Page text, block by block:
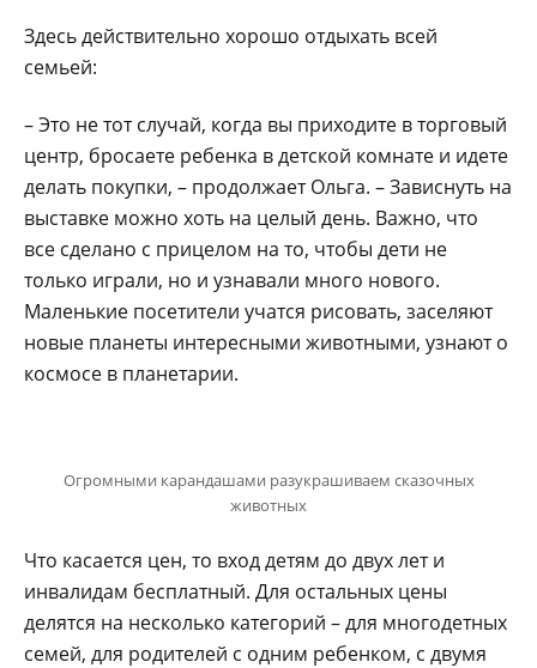
Здесь действительно хорошо отдыхать всей
семьей:
– Это не тот случай, когда вы приходите в торговый
центр, бросаете ребенка в детской комнате и идете
делать покупки, – продолжает Ольга. – Зависнуть на
выставке можно хоть на целый день. Важно, что
все сделано с прицелом на то, чтобы дети не
только играли, но и узнавали много нового.
Маленькие посетители учатся рисовать, заселяют
новые планеты интересными животными, узнают о
космосе в планетарии.
Огромными карандашами разукрашиваем сказочных
животных
Что касается цен, то вход детям до двух лет и
инвалидам бесплатный. Для остальных цены
делятся на несколько категорий – для многодетных
семей, для родителей с одним ребенком, с двумя